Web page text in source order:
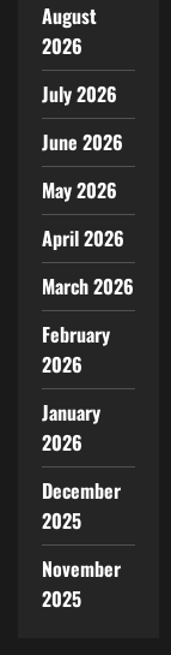
August
2026
July 2026
June 2026
May 2026
April 2026
March 2026
February
2026
January
2026
December
2025
November
2025